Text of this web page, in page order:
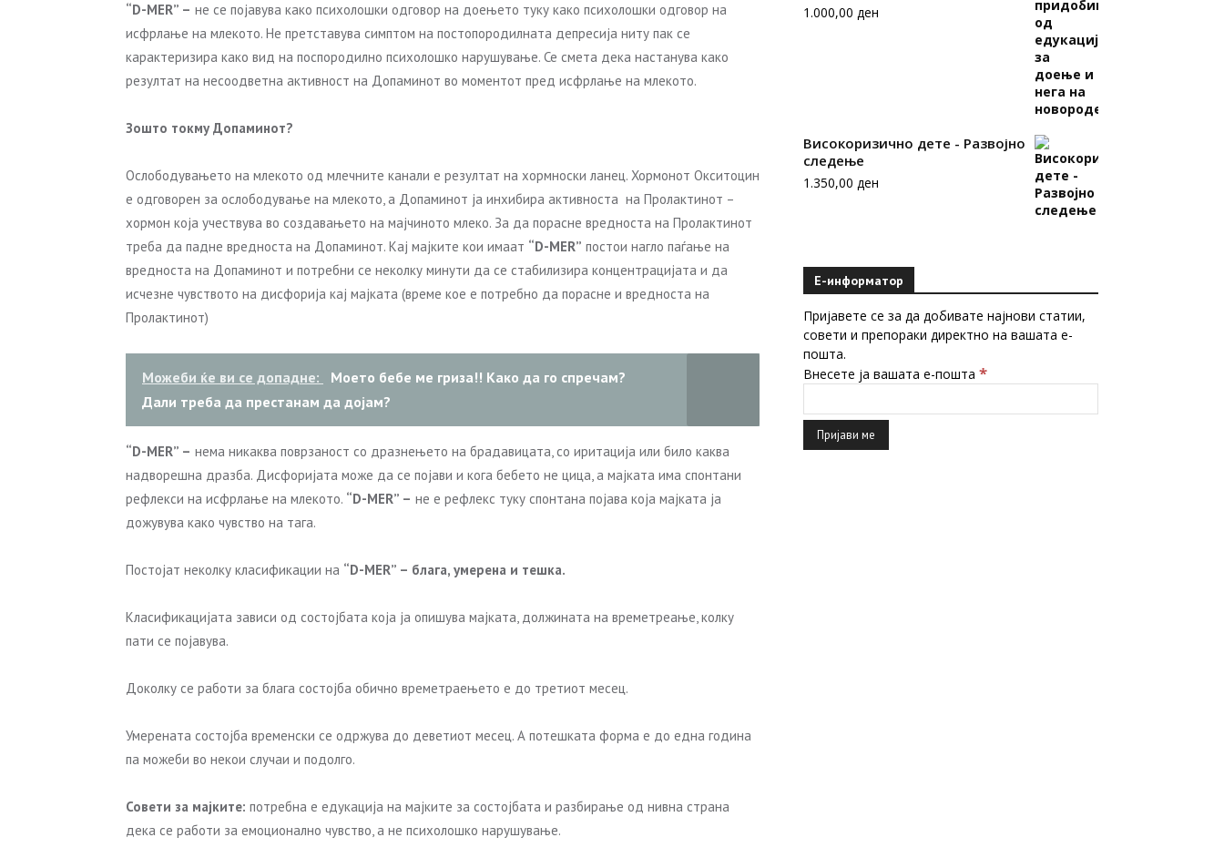
“D-MER” – не се појавува како психолошки одговор на доењето туку како психолошки одговор на
исфрлање на млекото. Не претставува симптом на постопородилната депресија ниту пак се
карактеризира како вид на поспородилно психолошко нарушување. Се смета дека настанува како
резултат на несоодветна активност на Допаминот во моментот пред исфрлање на млекото.
Зошто токму Допаминот?
Ослободувањето на млекото од млечните канали е резултат на хормноски ланец. Хормонот Окситоцин
е одговорен за ослободување на млекото, а Допаминот ја инхибира активноста на Пролактинот –
хормон која учествува во создавањето на мајчиното млеко. За да порасне вредноста на Пролактинот
треба да падне вредноста на Допаминот. Кај мајките кои имаат “D-MER” постои нагло паѓање на
вредноста на Допаминот и потребни се неколку минути да се стабилизира концентрацијата и да
исчезне чувството на дисфорија кај мајката (време кое е потребно да порасне и вредноста на
Пролактинот)
Можеби ќе ви се допадне:
Моето бебе ме гриза!! Како да го спречам?
Дали треба да престанам да дојам?
“D-MER” – нема никаква поврзаност со дразнењето на брадавицата, со иритација или било каква
надворешна дразба. Дисфоријата може да се појави и кога бебето не цица, а мајката има спонтани
рефлекси на исфрлање на млекото. “D-MER” – не е рефлекс туку спонтана појава која мајката ја
дожувува како чувство на тага.
Постојат неколку класификации на “D-MER” – блага, умерена и тешка.
Класификацијата зависи од состојбата која ја опишува мајката, должината на времетреање, колку
пати се појавува.
Доколку се работи за блага состојба обично времетраењето е до третиот месец.
Умерената состојба временски се одржува до деветиот месец. А потешката форма е до една година
па можеби во некои случаи и подолго.
Совети за мајките: потребна е едукација на мајките за состојбата и разбирање од нивна страна
дека се работи за емоционално чувство, а не психолошко нарушување.
1.000,00 ден
Високоризично дете - Развојно
следење
1.350,00 ден
Е-информатор
Пријавете се за да добивате најнови статии,
совети и препораки директно на вашата е-
пошта.
Внесете ја вашата е-пошта *